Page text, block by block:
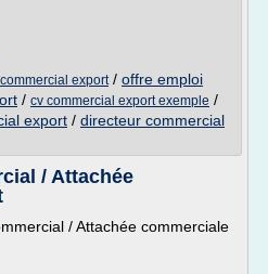
export/ offre emploi
/ cv commercial export exemple /
export / directeur commercial
/ Attachée
/ Attachée commerciale